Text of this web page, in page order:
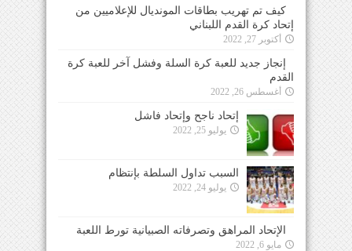
كيف تم تهريب بطاقات المونديال للإعلاميين من
إتحاد كرة القدم اللبناني
أكتوبر 27, 2022
إنجاز جديد للعبة كرة السلة وفشل آخر للعبة كرة
القدم
أغسطس 26, 2022
إتحاد ناجح وإتحاد فاشل
يوليو 25, 2022
السبب تداول السلطة بإنتظام
يوليو 24, 2022
الإتحاد المراهق وتصرفاته الصبيانية تورط اللعبة
مايو 6, 2022